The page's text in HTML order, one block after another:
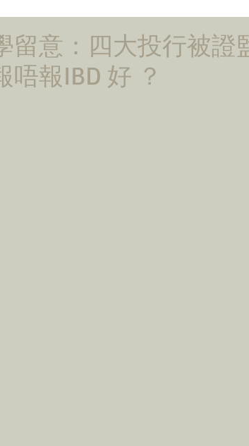
留意：四大投行被證
報IBD 好 ？